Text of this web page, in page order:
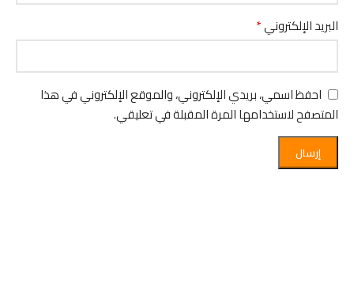
البريد الإلكتروني*
احفظ اسمي، بريدي الإلكتروني، والموقع الإلكتروني في هذا
المتصفح لاستخدامها المرة المقبلة في تعليقي.